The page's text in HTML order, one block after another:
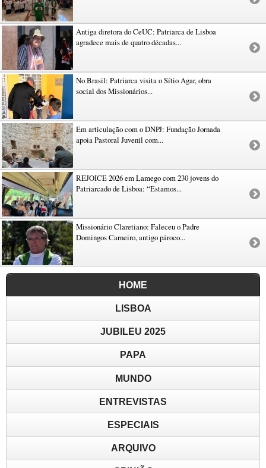
Antiga diretora do CeUC: Patriarca de Lisboa
agradece mais de quatro décadas...
No Brasil: Patriarca visita o Sítio Agar, obra
social dos Missionários...
Em articulação com o DNPJ: Fundação Jornada
apoia Pastoral Juvenil com...
REJOICE 2026 em Lamego com 230 jovens do
Patriarcado de Lisboa: “Estamos...
Missionário Claretiano: Faleceu o Padre
Domingos Carneiro, antigo pároco...
HOME
LISBOA
JUBILEU 2025
PAPA
MUNDO
ENTREVISTAS
ESPECIAIS
ARQUIVO